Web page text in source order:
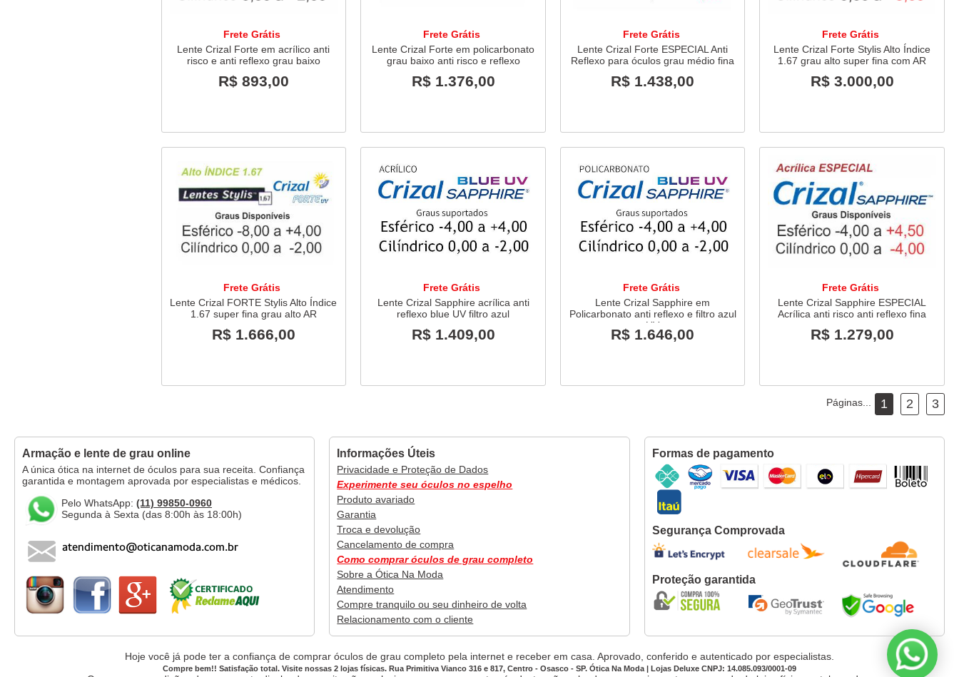
Frete Grátis
Lente Crizal Forte em acrílico anti
risco e anti reflexo grau baixo
R$ 893,00
Frete Grátis
Lente Crizal Forte em policarbonato
grau baixo anti risco e reflexo
R$ 1.376,00
Frete Grátis
Lente Crizal Forte ESPECIAL Anti
Reflexo para óculos grau médio fina
R$ 1.438,00
Frete Grátis
Lente Crizal Forte Stylis Alto Índice
1.67 grau alto super fina com AR
R$ 3.000,00
Frete Grátis
Lente Crizal FORTE Stylis Alto Índice
1.67 super fina grau alto AR
R$ 1.666,00
Frete Grátis
Lente Crizal Sapphire acrílica anti
reflexo blue UV filtro azul
R$ 1.409,00
Frete Grátis
Lente Crizal Sapphire em
Policarbonato anti reflexo e filtro azul
UV
R$ 1.646,00
Frete Grátis
Lente Crizal Sapphire ESPECIAL
Acrílica anti risco anti reflexo fina
R$ 1.279,00
Páginas... 1 2 3
Armação e lente de grau online
A única ótica na internet de óculos para sua receita. Confiança
garantida e montagem aprovada por especialistas e médicos.
Pelo WhatsApp: (11) 99850-0960
Segunda à Sexta (das 8:00h às 18:00h)
Informações Úteis
Privacidade e Proteção de Dados
Experimente seu óculos no espelho
Produto avariado
Garantia
Troca e devolução
Cancelamento de compra
Como comprar óculos de grau completo
Sobre a Ótica Na Moda
Atendimento
Compre tranquilo ou seu dinheiro de volta
Relacionamento com o cliente
Formas de pagamento
Segurança Comprovada
Proteção garantida
Hoje você já pode ter a confiança de comprar óculos de grau completo pela internet e receber em casa. Aprovado, conferido e autenticado por especialistas.
Compre bem!! Satisfação total. Visite nossas 2 lojas físicas. Rua Primitiva Vianco 316 e 817, Centro - Osasco - SP. Ótica Na Moda | Lojas Deluxe CNPJ: 14.085.093/0001-09